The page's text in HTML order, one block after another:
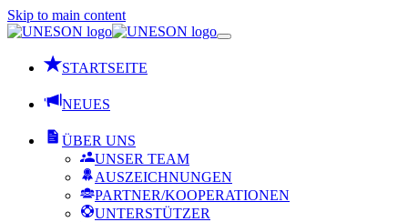
Skip to main content
STARTSEITE
NEUES
ÜBER UNS
UNSER TEAM
AUSZEICHNUNGEN
PARTNER/KOOPERATIONEN
UNTERSTÜTZER